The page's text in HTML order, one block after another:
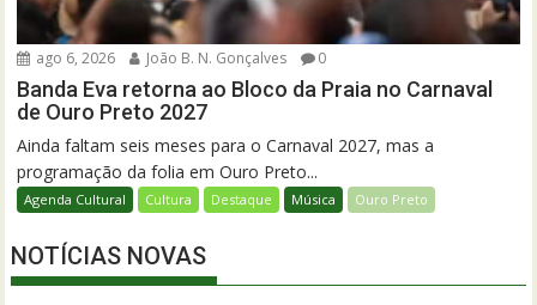
ago 6, 2026 João B. N. Gonçalves 0
Banda Eva retorna ao Bloco da Praia no Carnaval
de Ouro Preto 2027
Ainda faltam seis meses para o Carnaval 2027, mas a
programação da folia em Ouro Preto...
Agenda Cultural Cultura Destaque Música Ouro Preto
NOTÍCIAS NOVAS